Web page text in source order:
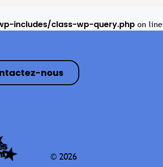
includes/class-wp-query.php on line
nous
© 2026